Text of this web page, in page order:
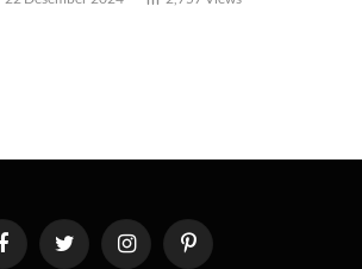
FacebookTwitter InstagramPinterest